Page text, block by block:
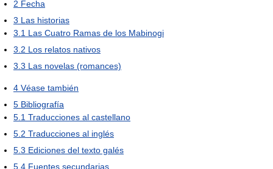
2 Fecha
3 Las historias
3.1 Las Cuatro Ramas de los Mabinogi
3.2 Los relatos nativos
3.3 Las novelas (romances)
4 Véase también
5 Bibliografía
5.1 Traducciones al castellano
5.2 Traducciones al inglés
5.3 Ediciones del texto galés
5.4 Fuentes secundarias